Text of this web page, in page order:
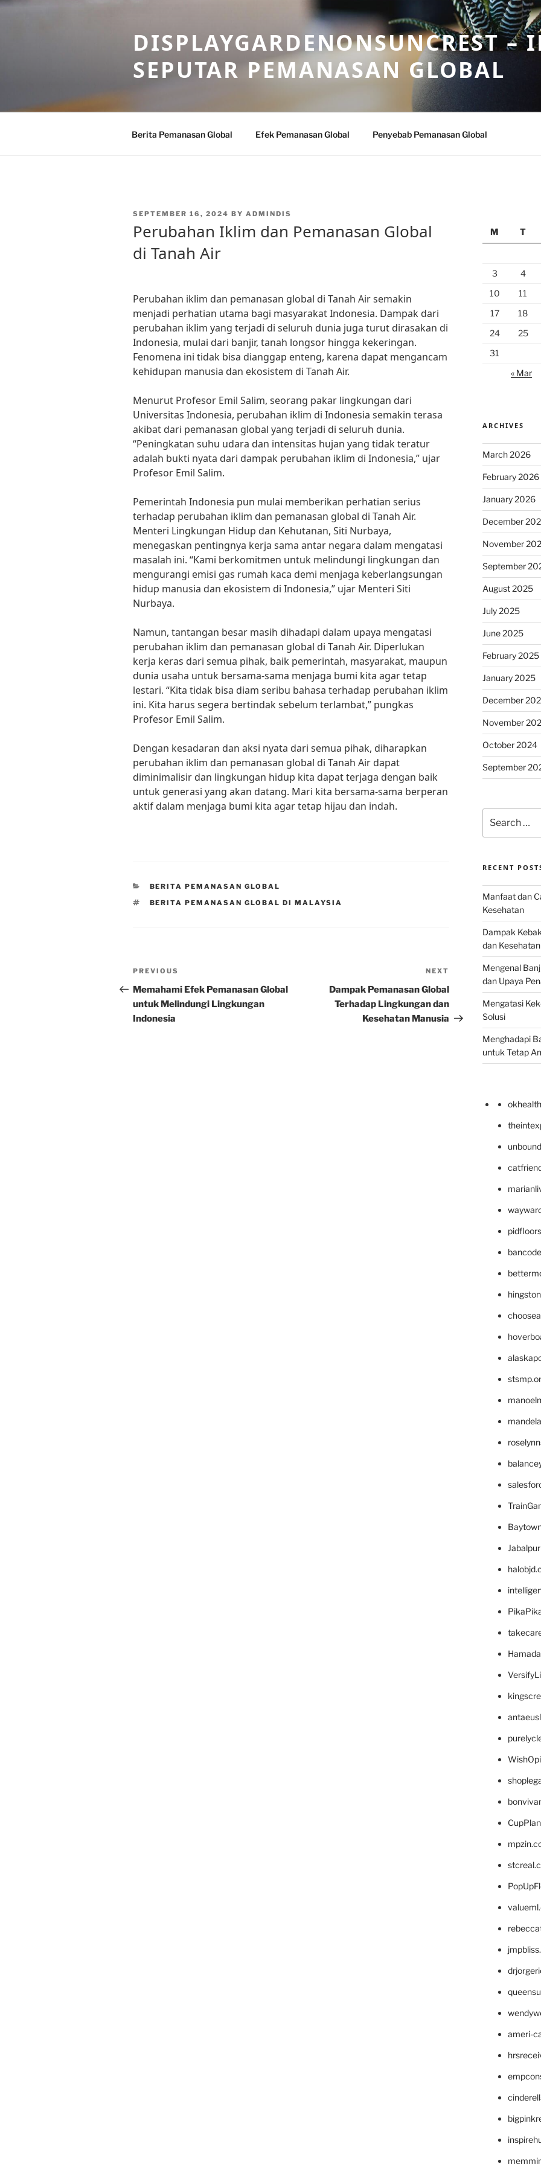
Skip
DISPLAYGARDENONSUNCREST –
SEPUTAR PEMANASAN GLOBAL
Berita Pemanasan Global Efek Pemanasan Global Penyebab Pemanasan Global
POSTED
SEPTEMBER 16, 2024 BY ADMINDIS
Perubahan Iklim dan Pemanasan Global
di Tanah Air
Perubahan iklim dan pemanasan global di Tanah Air semakin
menjadi perhatian utama bagi masyarakat Indonesia. Dampak dari
perubahan iklim yang terjadi di seluruh dunia juga turut dirasakan di
Indonesia, mulai dari banjir, tanah longsor hingga kekeringan.
Fenomena ini tidak bisa dianggap enteng, karena dapat mengancam
kehidupan manusia dan ekosistem di Tanah Air.
Menurut Profesor Emil Salim, seorang pakar lingkungan dari
Universitas Indonesia, perubahan iklim di Indonesia semakin terasa
akibat dari pemanasan global yang terjadi di seluruh dunia.
“Peningkatan suhu udara dan intensitas hujan yang tidak teratur
adalah bukti nyata dari dampak perubahan iklim di Indonesia,” ujar
Profesor Emil Salim.
Pemerintah Indonesia pun mulai memberikan perhatian serius
terhadap perubahan iklim dan pemanasan global di Tanah Air.
Menteri Lingkungan Hidup dan Kehutanan, Siti Nurbaya,
menegaskan pentingnya kerja sama antar negara dalam mengatasi
masalah ini. “Kami berkomitmen untuk melindungi lingkungan dan
mengurangi emisi gas rumah kaca demi menjaga keberlangsungan
hidup manusia dan ekosistem di Indonesia,” ujar Menteri Siti
Nurbaya.
Namun, tantangan besar masih dihadapi dalam upaya mengatasi
perubahan iklim dan pemanasan global di Tanah Air. Diperlukan
kerja keras dari semua pihak, baik pemerintah, masyarakat, maupun
dunia usaha untuk bersama-sama menjaga bumi kita agar tetap
lestari. “Kita tidak bisa diam seribu bahasa terhadap perubahan iklim
ini. Kita harus segera bertindak sebelum terlambat,” pungkas
Profesor Emil Salim.
Dengan kesadaran dan aksi nyata dari semua pihak, diharapkan
perubahan iklim dan pemanasan global di Tanah Air dapat
diminimalisir dan lingkungan hidup kita dapat terjaga dengan baik
untuk generasi yang akan datang. Mari kita bersama-sama berperan
aktif dalam menjaga bumi kita agar tetap hijau dan indah.
CATEGORIES
BERITA PEMANASAN GLOBAL
TAGS
BERITA PEMANASAN GLOBAL DI MALAYSIA
Post
navigation
Previous
Post
PREVIOUS
Memahami Efek Pemanasan Global
untuk Melindungi Lingkungan
Indonesia
Post
NEXT
Dampak Pemanasan Global
Terhadap Lingkungan dan
Kesehatan Manusia
M
T
3
4
10
11
17
18
24
25
31
« Mar
ARCHIVES
March 2026
February 2026
January 2026
December
November
September
August 2025
July 2025
June 2025
February 2025
January 2025
December
November
October 2024
September
for:
RECENT
Manfaat dan
Kesehatan
Dampak
dan
Mengenal
dan Upaya
Mengatasi
Solusi
Menghadapi
untuk Tetap
ameri-